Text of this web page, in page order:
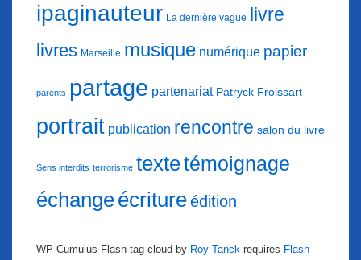
ipaginauteur La dernière vague livre
livres Marseille musique numérique papier
parents partage partenariat Patryck Froissart
portrait publication rencontre salon du livre
Sens interdits terrorisme textetémoignage
échangeécritureédition
WP Cumulus Flash tag cloud by Roy Tanck requires Flash